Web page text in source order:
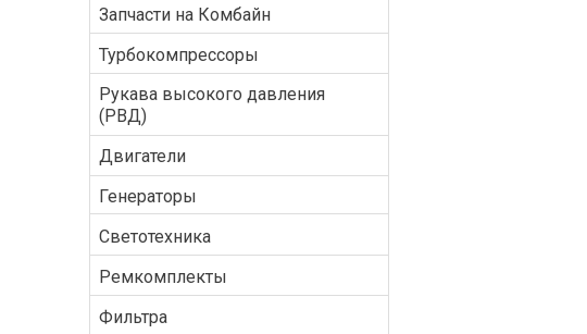
Запчасти на Комбайн
Турбокомпрессоры
Рукава высокого давления
(РВД)
Двигатели
Генераторы
Светотехника
Ремкомплекты
Фильтра